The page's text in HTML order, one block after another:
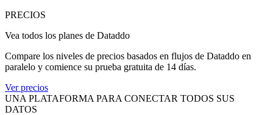
PRECIOS
Vea todos los planes de Dataddo
Compare los niveles de precios basados en flujos de Dataddo en
paralelo y comience su prueba gratuita de 14 días.
Ver precios
UNA PLATAFORMA PARA CONECTAR TODOS SUS
DATOS